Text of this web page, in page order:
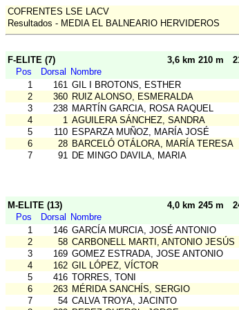
COFRENTES LSE LACV
Resultados - MEDIA EL BALNEARIO HERVIDEROS
F-ELITE (7) 3,6 km 210 m
Pos
Dorsal Nombre
1
161 GIL I BROTONS, ESTHER
2
360 RUIZ ALONSO, ESMERALDA
3
238 MARTÍN GARCIA, ROSA RAQUEL
4
1 AGUILERA SÁNCHEZ, SANDRA
5
110 ESPARZA MUÑOZ, MARÍA JOSÉ
6
28 BARCELÓ OTÁLORA, MARÍA TERESA
7
91 DE MINGO DAVILA, MARIA
M-ELITE (13) 4,0 km 245 m
Pos
Dorsal Nombre
1
146 GARCÍA MURCIA, JOSÉ ANTONIO
2
58 CARBONELL MARTI, ANTONIO JESÚS
3
169 GOMEZ ESTRADA, JOSE ANTONIO
4
162 GIL LÓPEZ, VÍCTOR
5
416 TORRES, TONI
6
263 MÉRIDA SANCHÍS, SERGIO
7
54 CALVA TROYA, JACINTO